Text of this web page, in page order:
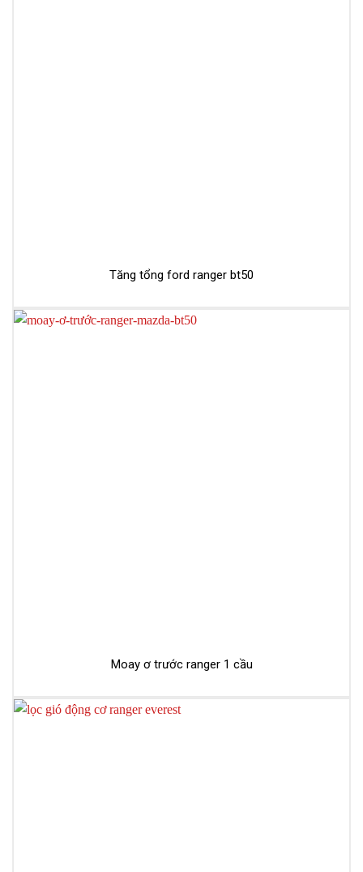
Tăng tổng ford ranger bt50
Moay ơ trước ranger 1 cầu